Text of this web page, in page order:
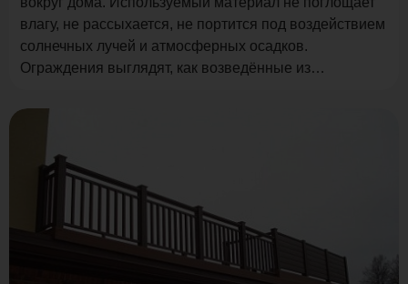
влагу, не рассыхается, не портится под воздействием
солнечных лучей и атмосферных осадков.
Ограждения выглядят, как возведённые из